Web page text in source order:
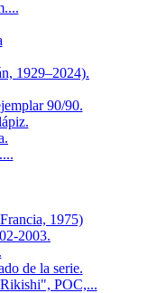
1929–2024).
90/90.
1975)
2003.
de la serie.
POC,...